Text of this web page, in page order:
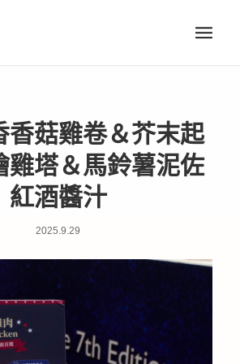
香菇雞卷＆芥末起
雞塔＆馬鈴薯泥佐
紅酒醬汁
2025.9.29